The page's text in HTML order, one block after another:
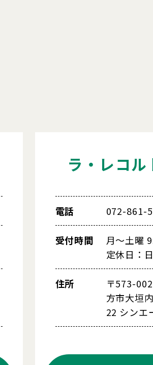
ラ・レコル
電話 072-861-
受付時間
月～土曜
定休日：
住所
〒573-
方市大垣
22 シンエ